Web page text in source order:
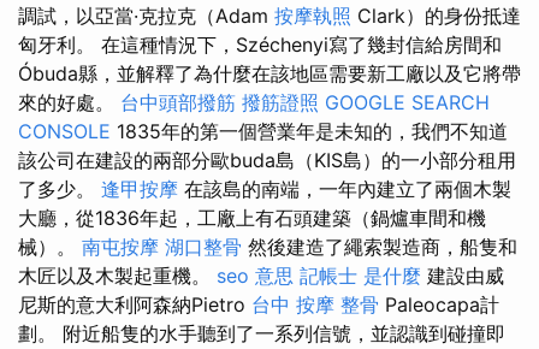
調試，以亞當·克拉克（Adam 按摩執照 Clark）的身份抵達
匈牙利。 在這種情況下，Széchenyi寫了幾封信給房間和
Óbuda縣，並解釋了為什麼在該地區需要新工廠以及它將帶
來的好處。 台中頭部撥筋 撥筋證照 GOOGLE SEARCH
CONSOLE 1835年的第一個營業年是未知的，我們不知道
該公司在建設的兩部分歐buda島（KIS島）的一小部分租用
了多少。 逢甲按摩 在該島的南端，一年內建立了兩個木製
大廳，從1836年起，工廠上有石頭建築（鍋爐車間和機
械）。 南屯按摩 湖口整骨 然後建造了繩索製造商，船隻和
木匠以及木製起重機。 seo 意思 記帳士 是什麼 建設由威
尼斯的意大利阿森納Pietro 台中 按摩 整骨 Paleocapa計
劃。 附近船隻的水手聽到了一系列信號，並認識到碰撞即